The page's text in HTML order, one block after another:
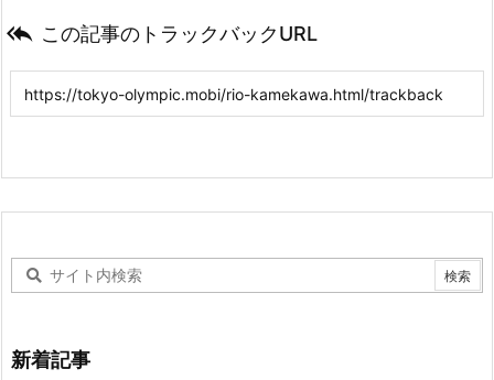
 この記事のトラックバックURL
新着記事